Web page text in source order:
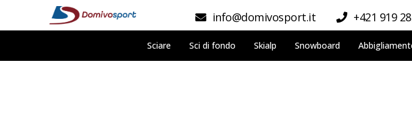
info@domivosport.it +421 919
Sciare Sci di fondo Skialp Snowboard